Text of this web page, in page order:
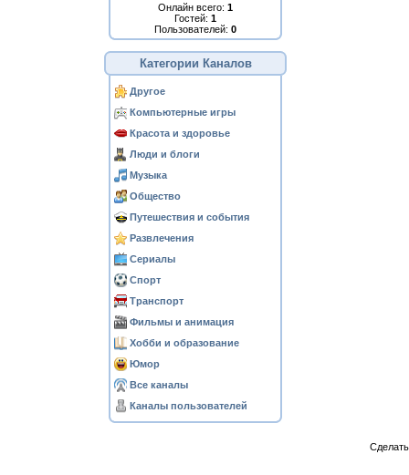
Онлайн всего: 1
Гостей: 1
Пользователей: 0
Категории Каналов
Другое
Компьютерные игры
Красота и здоровье
Люди и блоги
Музыка
Общество
Путешествия и события
Развлечения
Сериалы
Спорт
Транспорт
Фильмы и анимация
Хобби и образование
Юмор
Все каналы
Каналы пользователей